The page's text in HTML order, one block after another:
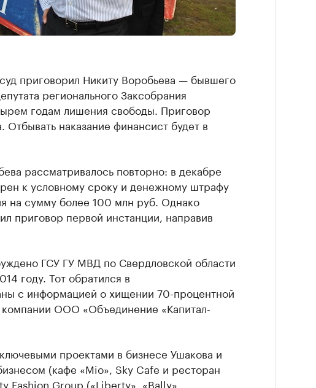
приговорил Никиту Воробьева — бывшего
регионального Заксобрания
годам лишения свободы. Приговор
Отбывать наказание финансист будет в
рассматривалось повторно: в декабре
к условному сроку и денежному штрафу
на сумму более 100 млн руб. Однако
приговор первой инстанции, направив
ГСУ ГУ МВД по Свердловской области
году. Тот обратился в
с информацией о хищении 70-процентной
компании ООО «Объединение «Капитал-
проектами в бизнесе Ушакова и
(кафе «Mio», Sky Cafe и ресторан
Fashion Group («Liberty», «Bally»,